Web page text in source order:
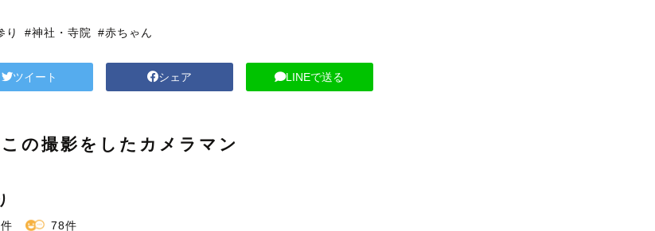
り #神社・寺院 #赤ちゃん
ツイート シェア LINEで送る
この撮影をしたカメラマン
78件